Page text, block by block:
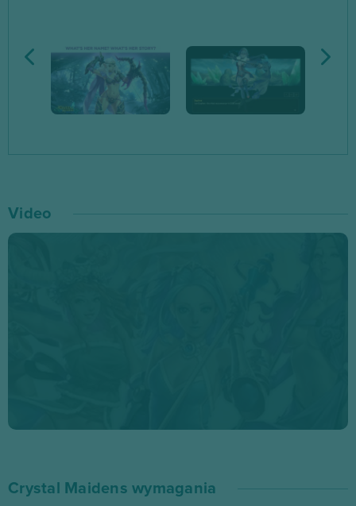
Wciągnij się w seksowną rozgrywkę – walcz w bujnych
lasach i palących pustyniach oraz zdobywaj mroczne
bardzo szczegółowe i nieocenzurowane! Dziewczyny,
emocjonujących bitew – rozgrywkę wypełnią
Video
Crystal Maidens wymagania